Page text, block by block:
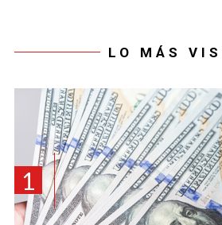
LO MÁS
1